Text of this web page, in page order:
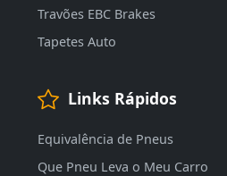
Travões EBC Brakes
Tapetes Auto
Links Rápidos
Equivalência de Pneus
Que Pneu Leva o Meu Carro